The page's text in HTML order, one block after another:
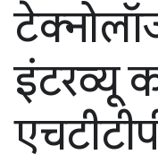
इंटरव्यू